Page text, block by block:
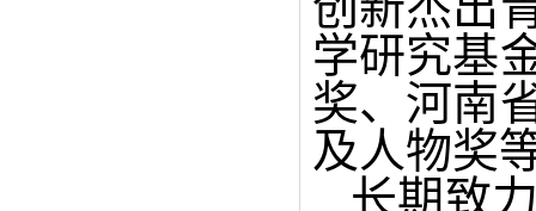
学研究基
奖、河南
及人物奖
长期致